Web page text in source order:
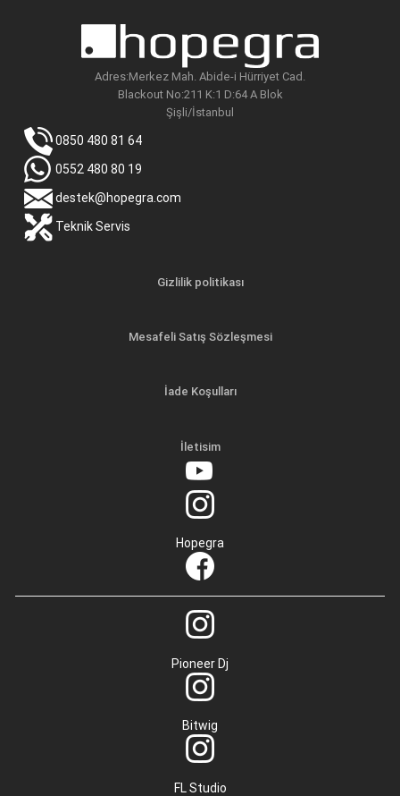
Adres:Merkez Mah. Abide-i Hürriyet Cad.
Blackout No:211 K:1 D:64 A Blok
Şişli/İstanbul
0850 480 81 64
0552 480 80 19
destek@hopegra.com
Teknik Servis
Gizlilik politikası
Mesafeli Satış Sözleşmesi
İade Koşulları
İletisim
Hopegra
Pioneer Dj
Bitwig
FL Studio